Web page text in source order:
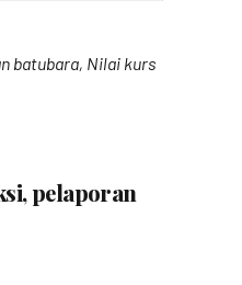
batubara, Nilai kurs
pelaporan